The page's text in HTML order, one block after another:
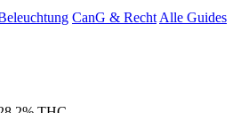
CanG & Recht Alle Guides